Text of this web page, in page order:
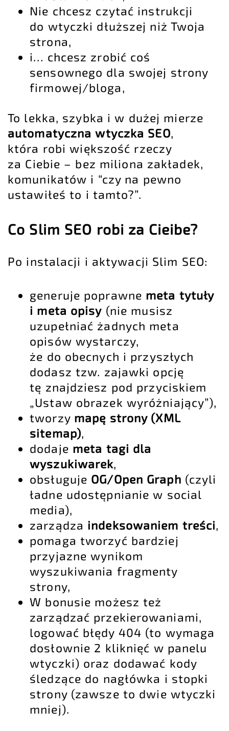
Nie chcesz czytać instrukcji
do wtyczki dłuższej niż Twoja
strona,
i… chcesz zrobić coś
sensownego dla swojej strony
firmowej/bloga,
To lekka, szybka i w dużej mierze
automatyczna wtyczka SEO,
która robi większość rzeczy
za Ciebie – bez miliona zakładek,
komunikatów i “czy na pewno
ustawiłeś to i tamto?”.
Co Slim SEO robi za Cieibe?
Po instalacji i aktywacji Slim SEO:
generuje poprawne meta tytuły
i meta opisy (nie musisz
uzupełniać żadnych meta
opisów wystarczy,
że do obecnych i przyszłych
dodasz tzw. zajawki opcję
tę znajdziesz pod przyciskiem
„Ustaw obrazek wyróżniający”),
tworzy mapę strony (XML
sitemap),
dodaje meta tagi dla
wyszukiwarek,
obsługuje OG/Open Graph (czyli
ładne udostępnianie w social
media),
zarządza indeksowaniem treści,
pomaga tworzyć bardziej
przyjazne wynikom
wyszukiwania fragmenty
strony,
W bonusie możesz też
zarządzać przekierowaniami,
logować błędy 404 (to wymaga
dosłownie 2 kliknięć w panelu
wtyczki) oraz dodawać kody
śledzące do nagłówka i stopki
strony (zawsze to dwie wtyczki
mniej).